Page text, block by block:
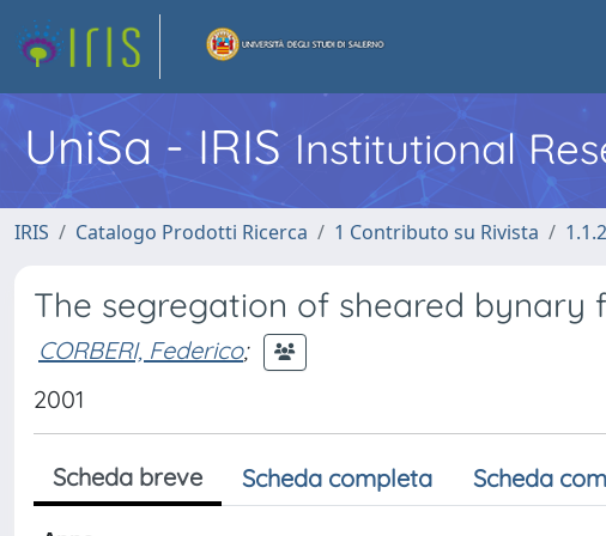
UniSa - IRIS Institutional
IRIS Catalogo Prodotti Ricerca 1 Contributo su Rivista
The segregation of sheared
CORBERI, Federico;
2001
Scheda breve Scheda completa Scheda